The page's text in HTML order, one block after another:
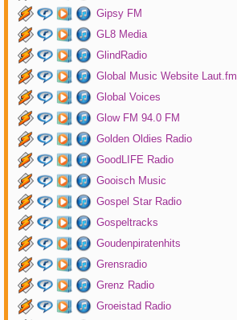
Gipsy FM
GL8 Media
GlindRadio
Global Music Website Laut.fm
Global Voices
Glow FM 94.0 FM
Golden Oldies Radio
GoodLIFE Radio
Gooisch Music
Gospel Star Radio
Gospeltracks
Goudenpiratenhits
Grensradio
Grenz Radio
Groeistad Radio